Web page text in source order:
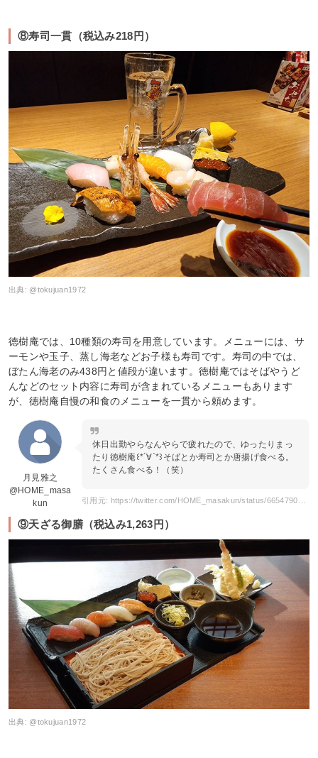
⑧寿司一貫（税込み218円）
出典: @tokujuan1972
徳樹庵では、10種類の寿司を用意しています。メニューには、サ
ーモンや玉子、蒸し海老などお子様も寿司です。寿司の中では、
ぼたん海老のみ438円と値段が違います。徳樹庵ではそばやうど
んなどのセット内容に寿司が含まれているメニューもあります
が、徳樹庵自慢の和食のメニューを一貫から頼めます。
月見雅之
@HOME_masa
kun
休日出勤やらなんやらで疲れたので、ゆったりまっ
たり徳樹庵꒰*´∀`*꒱そばとか寿司とか唐揚げ食べる。
たくさん食べる！（笑）
⑨天ざる御膳（税込み1,263円）
出典: @tokujuan1972